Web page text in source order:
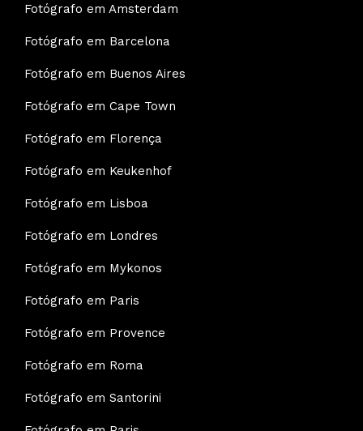
Fotógrafo em Amsterdam
Fotógrafo em Barcelona
Fotógrafo em Buenos Aires
Fotógrafo em Cape Town
Fotógrafo em Florença
Fotógrafo em Keukenhof
Fotógrafo em Lisboa
Fotógrafo em Londres
Fotógrafo em Mykonos
Fotógrafo em Paris
Fotógrafo em Provence
Fotógrafo em Roma
Fotógrafo em Santorini